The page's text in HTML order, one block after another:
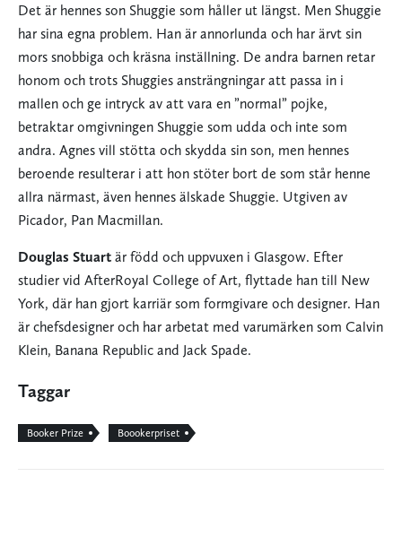
Det är hennes son Shuggie som håller ut längst. Men Shuggie
har sina egna problem. Han är annorlunda och har ärvt sin
mors snobbiga och kräsna inställning. De andra barnen retar
honom och trots Shuggies ansträngningar att passa in i
mallen och ge intryck av att vara en ”normal” pojke,
betraktar omgivningen Shuggie som udda och inte som
andra. Agnes vill stötta och skydda sin son, men hennes
beroende resulterar i att hon stöter bort de som står henne
allra närmast, även hennes älskade Shuggie. Utgiven av
Picador, Pan Macmillan.
Douglas Stuart är född och uppvuxen i Glasgow. Efter
studier vid AfterRoyal College of Art, flyttade han till New
York, där han gjort karriär som formgivare och designer. Han
är chefsdesigner och har arbetat med varumärken som Calvin
Klein, Banana Republic and Jack Spade.
Taggar
Booker Prize Boookerpriset